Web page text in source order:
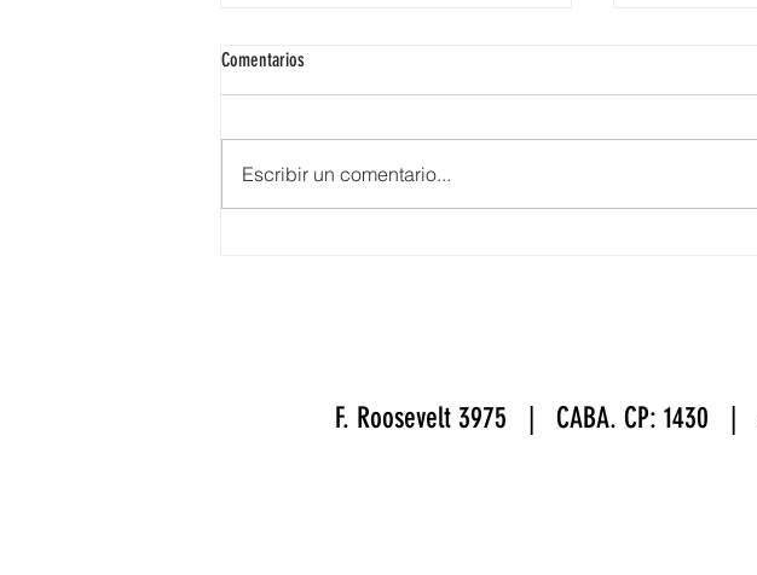
Comentarios
Escribir un comentario...
F. Roosevelt 3975 | CABA. CP: 1430 |